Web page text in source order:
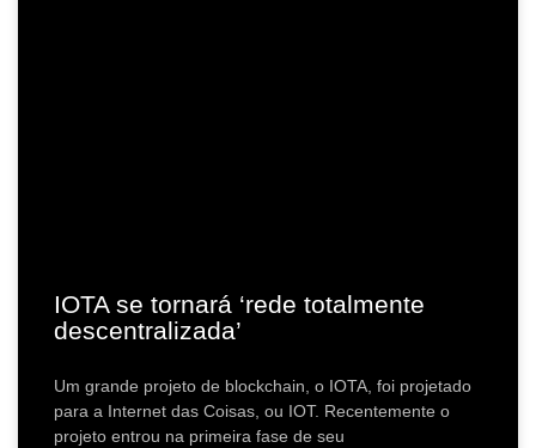
IOTA se tornará ‘rede totalmente
descentralizada’
Um grande projeto de blockchain, o IOTA, foi projetado
para a Internet das Coisas, ou IOT. Recentemente o
projeto entrou na primeira fase de seu